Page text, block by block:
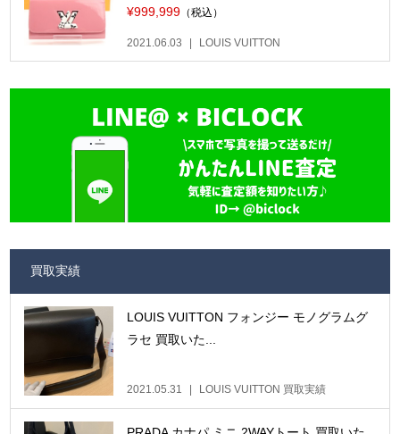
¥999,999 （税込）
2021.06.03 LOUIS VUITTON
買取実績
LOUIS VUITTON フォンジー モノグラムグ
ラセ 買取いた...
2021.05.31 LOUIS VUITTON 買取実績